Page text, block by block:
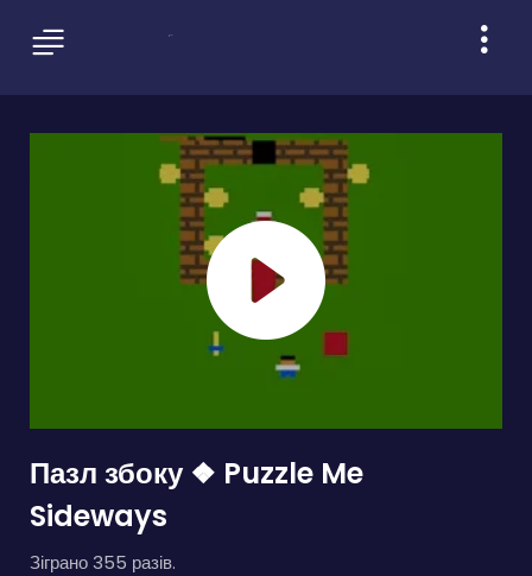
Пазл збоку ❖ Puzzle Me
Sideways
Зіграно 355 разів.